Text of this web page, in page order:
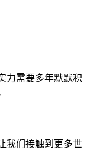
力需要多年默默积
我们接触到更多世